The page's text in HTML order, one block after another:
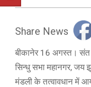
Share News
बीकानेर 16 अगस्त। संत
सिन्धु सभा महानगर, जय
मंडली के तत्वावधान में